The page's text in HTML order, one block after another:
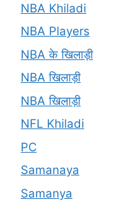
NBA Khiladi
NBA Players
NBA के खिलाड़ी
NBA खिलाड़ी
NBA खिलाड़ी
NFL Khiladi
PC
Samanaya
Samanya